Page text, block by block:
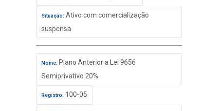
Situação: Ativo com comercialização
suspensa
Nome: Plano Anterior a Lei 9656
Semiprivativo 20%
Registro: 100-05